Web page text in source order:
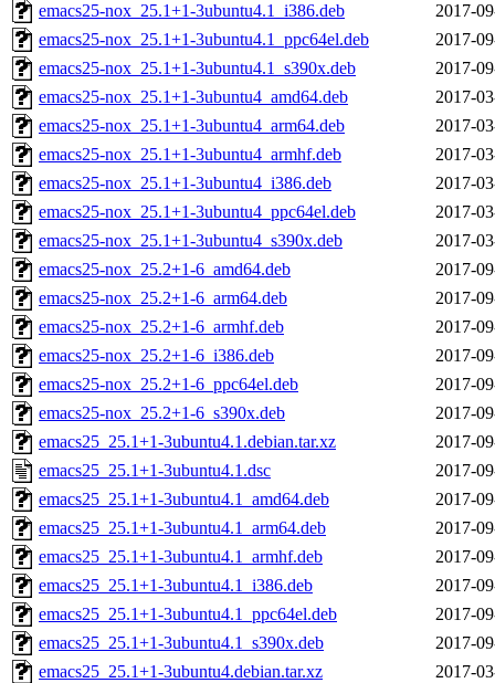
emacs25-nox_25.1+1-3ubuntu4.1_i386.deb
2017-
emacs25-nox_25.1+1-3ubuntu4.1_ppc64el.deb
2017-
emacs25-nox_25.1+1-3ubuntu4.1_s390x.deb
2017-
emacs25-nox_25.1+1-3ubuntu4_amd64.deb
2017-
emacs25-nox_25.1+1-3ubuntu4_arm64.deb
2017-
emacs25-nox_25.1+1-3ubuntu4_armhf.deb
2017-
emacs25-nox_25.1+1-3ubuntu4_i386.deb
2017-
emacs25-nox_25.1+1-3ubuntu4_ppc64el.deb
2017-
emacs25-nox_25.1+1-3ubuntu4_s390x.deb
2017-
emacs25-nox_25.2+1-6_amd64.deb
2017-
emacs25-nox_25.2+1-6_arm64.deb
2017-
emacs25-nox_25.2+1-6_armhf.deb
2017-
emacs25-nox_25.2+1-6_i386.deb
2017-
emacs25-nox_25.2+1-6_ppc64el.deb
2017-
emacs25-nox_25.2+1-6_s390x.deb
2017-
emacs25_25.1+1-3ubuntu4.1.debian.tar.xz
2017-
emacs25_25.1+1-3ubuntu4.1.dsc
2017-
emacs25_25.1+1-3ubuntu4.1_amd64.deb
2017-
emacs25_25.1+1-3ubuntu4.1_arm64.deb
2017-
emacs25_25.1+1-3ubuntu4.1_armhf.deb
2017-
emacs25_25.1+1-3ubuntu4.1_i386.deb
2017-
emacs25_25.1+1-3ubuntu4.1_ppc64el.deb
2017-
emacs25_25.1+1-3ubuntu4.1_s390x.deb
2017-
emacs25_25.1+1-3ubuntu4.debian.tar.xz
2017-